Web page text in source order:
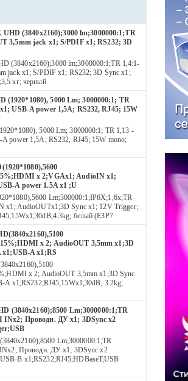
(3840x2160);3000 lm;3000000:1;TR
3,5mm jack x1; S/PDIF x1; RS232; 3D
(3840x2160);3000 lm;3000000:1;TR 1,4:1-
jack x1; S/PDIF x1; RS232; 3D Sync x1;
кг; черный
(1920*1080), 5000 Lm; 3000000:1; TR
USB-A power 1,5A; RS232, RJ45; 15W
5000 Lm; 3000000:1; TR 1,13 -
power 1,5A; RS232, RJ45; 15W mono;
x 2;VGAx1; AudioIN x1;
A power 1.5A x1 ;U
Lm;300000:1;IP6X;1,6x;TR
AudioOUTx1;3D Sync x1; 12V Trigger;
белый (E3P7
x 2; AudioOUT 3,5mm x1;3D
x1;USB-A x1;RS
x 2; AudioOUT 3,5mm x1;3D Sync
x1;RS232;RJ45;15Wx1;30dB; 3.2kg;
(3840x2160);8500 Lm;3000000:1;TR
INx2; Проводн. ДУ х1; 3DSync x2
Lm;3000000:1;TR
Проводн. ДУ х1; 3DSync x2
B x1;RS232;RJ45;HDBaseT;USB